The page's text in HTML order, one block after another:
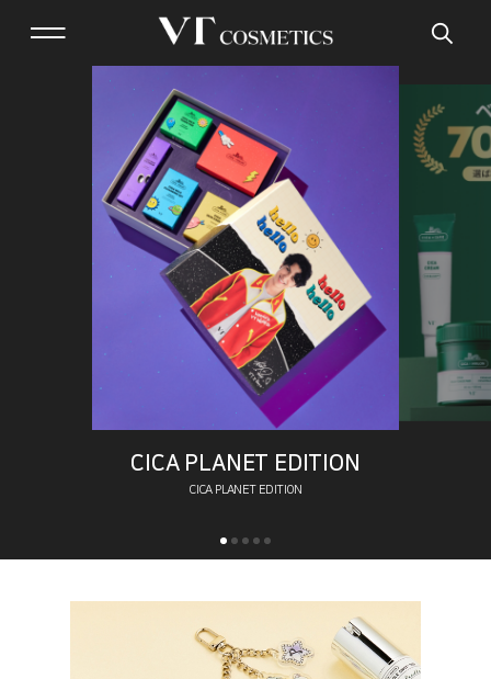
CICA PLANET EDITION
CICA PLANET EDITION